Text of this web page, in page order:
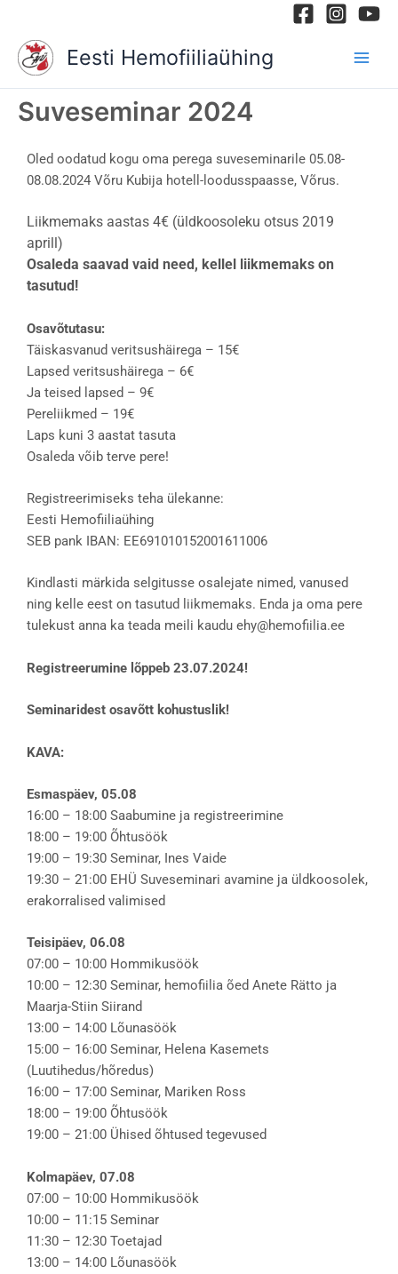
content
Eesti Hemofiiliaühing
Suveseminar 2024
Oled oodatud kogu oma perega suveseminarile 05.08-
08.08.2024 Võru Kubija hotell-loodusspaasse, Võrus.
Liikmemaks aastas 4€ (üldkoosoleku otsus 2019
aprill)
Osaleda saavad vaid need, kellel liikmemaks on
tasutud!
Osavõtutasu:
Täiskasvanud veritsushäirega – 15€
Lapsed veritsushäirega – 6€
Ja teised lapsed – 9€
Pereliikmed – 19€
Laps kuni 3 aastat tasuta
Osaleda võib terve pere!
Registreerimiseks teha ülekanne:
Eesti Hemofiiliaühing
SEB pank IBAN: EE691010152001611006
Kindlasti märkida selgitusse osalejate nimed, vanused
ning kelle eest on tasutud liikmemaks. Enda ja oma pere
tulekust anna ka teada meili kaudu ehy@hemofiilia.ee
Registreerumine lõppeb 23.07.2024!
Seminaridest osavõtt kohustuslik!
KAVA:
Esmaspäev, 05.08
16:00 – 18:00 Saabumine ja registreerimine
18:00 – 19:00 Õhtusöök
19:00 – 19:30 Seminar, Ines Vaide
19:30 – 21:00 EHÜ Suveseminari avamine ja üldkoosolek,
erakorralised valimised
Teisipäev, 06.08
07:00 – 10:00 Hommikusöök
10:00 – 12:30 Seminar, hemofiilia õed Anete Rätto ja
Maarja-Stiin Siirand
13:00 – 14:00 Lõunasöök
15:00 – 16:00 Seminar, Helena Kasemets
(Luutihedus/hõredus)
16:00 – 17:00 Seminar, Mariken Ross
18:00 – 19:00 Õhtusöök
19:00 – 21:00 Ühised õhtused tegevused
Kolmapäev, 07.08
07:00 – 10:00 Hommikusöök
10:00 – 11:15 Seminar
11:30 – 12:30 Toetajad
13:00 – 14:00 Lõunasöök